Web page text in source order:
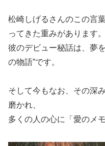
松崎しげるさんのこの言
ってきた重みがあります。
彼のデビュー秘話は、夢
の物語”です。
そして今もなお、その深
磨かれ、
多くの人の心に「愛のメ